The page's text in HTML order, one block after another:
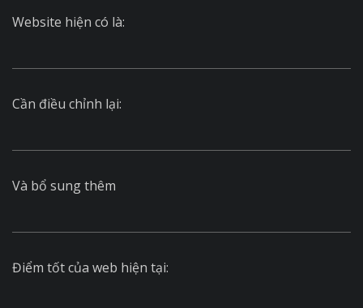
Website hiện có là:
Cần điều chỉnh lại:
Và bổ sung thêm
Điểm tốt của web hiện tại: